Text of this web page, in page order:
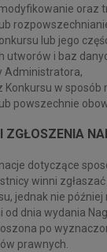
oraz
lub jego
utworów i baz
Administratora,
Konkursu w sposób
powszechnie
ZGŁOSZENIA
dotyczące
winni
jednak nie
dnia wydania
po
prawnych.